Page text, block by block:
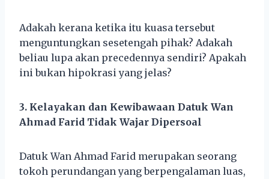
Adakah kerana ketika itu kuasa tersebut
menguntungkan sesetengah pihak? Adakah
beliau lupa akan precedennya sendiri? Apakah
ini bukan hipokrasi yang jelas?
3. Kelayakan dan Kewibawaan Datuk Wan
Ahmad Farid Tidak Wajar Dipersoal
Datuk Wan Ahmad Farid merupakan seorang
tokoh perundangan yang berpengalaman luas,